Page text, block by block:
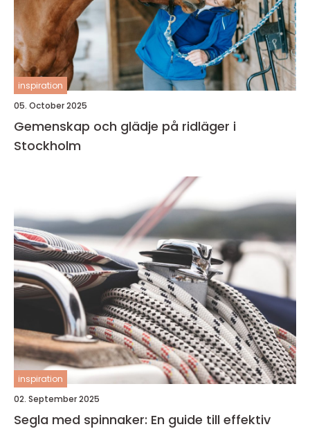
inspiration
05. October 2025
Gemenskap och glädje på ridläger i
Stockholm
inspiration
02. September 2025
Segla med spinnaker: En guide till effektiv